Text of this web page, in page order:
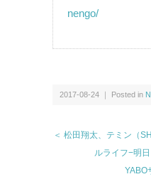
nengo/
2017-08-24 ｜ Posted in
＜ 松田翔太、テミン（
ルライフ−明
YABO